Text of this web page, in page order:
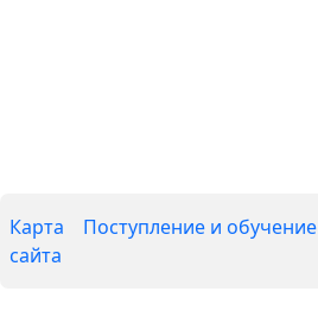
Карта
сайта
Поступление и обучение